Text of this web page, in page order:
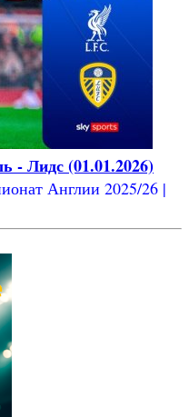
- Лидс (01.01.2026)
Англии 2025/26 |